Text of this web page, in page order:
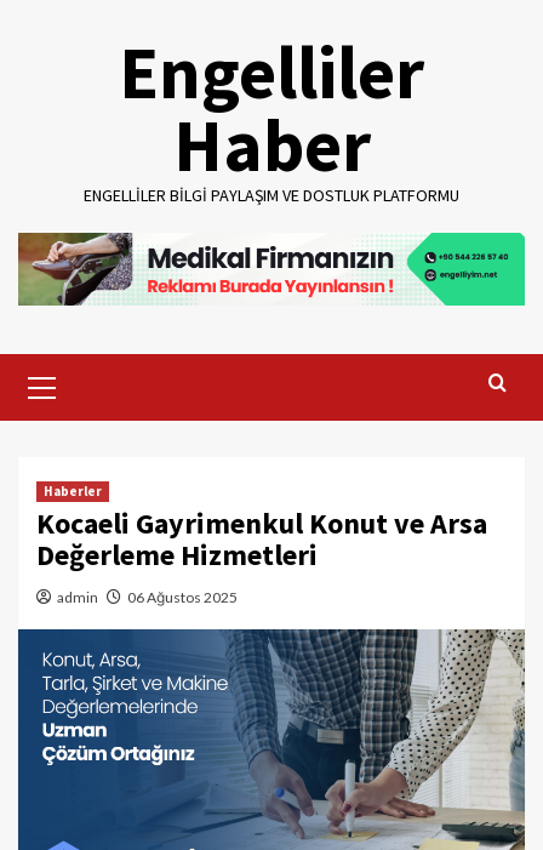
Engelliler
Haber
ENGELLILER BILGI PAYLAŞIM VE DOSTLUK PLATFORMU
Menu
Haberler
Kocaeli Gayrimenkul Konut ve Arsa
Değerleme Hizmetleri
admin 06 Ağustos 2025